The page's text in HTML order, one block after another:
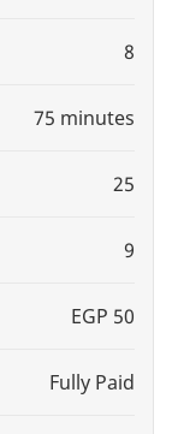
8
75 minutes
25
9
EGP 50
Fully Paid